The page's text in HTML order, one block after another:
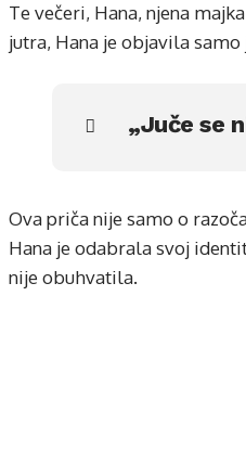
Te večeri, Hana, njena
jutra, Hana je objavila
„Juče se
Ova priča nije samo o
Hana je odabrala svoj
nije obuhvatila.